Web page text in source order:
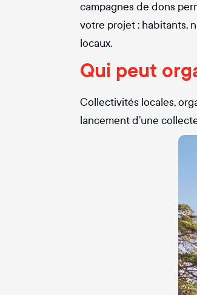
campagnes de dons
votre projet : habitants,
locaux.
Qui peut
Collectivités locales,
lancement d’une